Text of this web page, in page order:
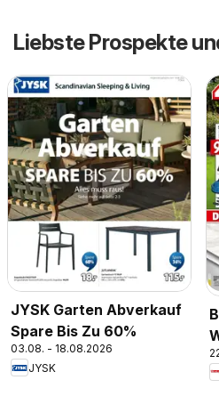
Liebste Prospekte
JYSK Garten Abverkauf
Spare Bis Zu 60%
03.08. - 18.08.2026
JYSK